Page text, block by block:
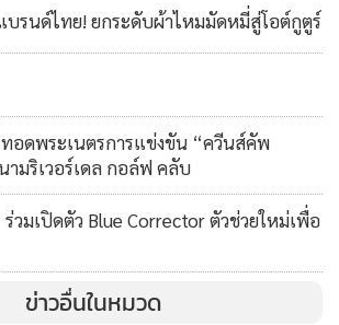
บรนด์ไทย! ยกระดับผ้าไหมมัดหมี่สู่โอต์กูตูร์
อดพระเนตรการแข่งขัน “ควีนส์คัพ
มริเวอร์เดล กอล์ฟ คลับ
ร่วมเปิดตัว Blue Corrector ตัวช่วยใหม่เพื่อ
ข่าวอื่นในหมวด